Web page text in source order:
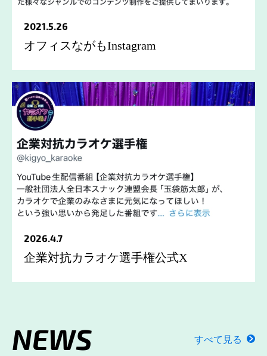
2021.5.26
オフィスながもInstagram
2026.4.7
企業対抗カラオケ選手権公式X
NEWS すべて見る